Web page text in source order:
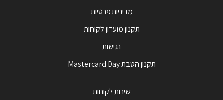
מדיניות פרטיות
תקנון מועדון לקוחות
נגישות
תקנון הטבת Mastercard Day
שירות לקוחות